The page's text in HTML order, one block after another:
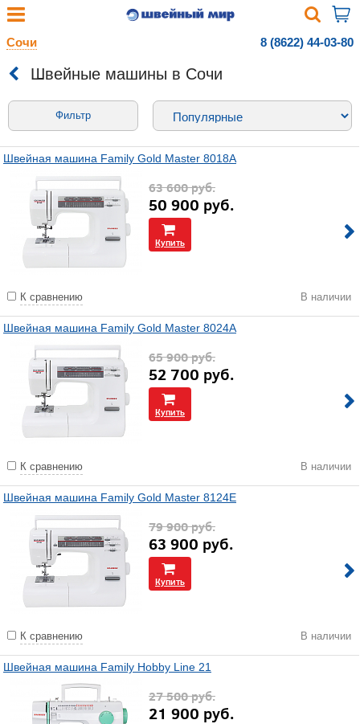
Сочи 8 (8622) 44-03-80
Швейные машины в Сочи
Фильтр
Швейная машина Family Gold Master 8018A
63 600руб.
50 900 руб.
Купить
К сравнению В наличии
Швейная машина Family Gold Master 8024A
65 900руб.
52 700 руб.
Купить
К сравнению В наличии
Швейная машина Family Gold Master 8124E
79 900руб.
63 900 руб.
Купить
К сравнению В наличии
Швейная машина Family Hobby Line 21
27 500руб.
21 900 руб.